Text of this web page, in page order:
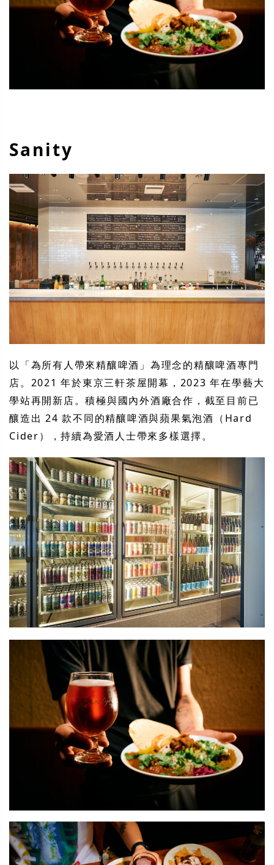
Sanity
以「為所有人帶來精釀啤酒」為理念的精釀啤酒專門
店。2021 年於東京三軒茶屋開幕，2023 年在學藝大
學站再開新店。積極與國內外酒廠合作，截至目前已
釀造出 24 款不同的精釀啤酒與蘋果氣泡酒（Hard
Cider），持續為愛酒人士帶來多樣選擇。